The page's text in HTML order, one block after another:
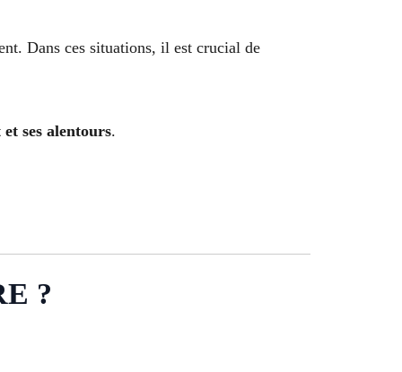
Dans ces situations, il est crucial de
ses alentours.
?